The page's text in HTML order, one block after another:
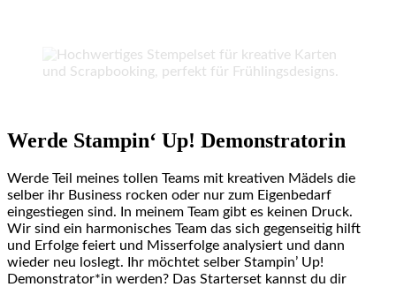
Werde Stampin‘ Up! Demonstratorin
Werde Teil meines tollen Teams mit kreativen Mädels die
selber ihr Business rocken oder nur zum Eigenbedarf
eingestiegen sind. In meinem Team gibt es keinen Druck.
Wir sind ein harmonisches Team das sich gegenseitig hilft
und Erfolge feiert und Misserfolge analysiert und dann
wieder neu loslegt. Ihr möchtet selber Stampin’ Up!
Demonstrator*in werden? Das Starterset kannst du dir